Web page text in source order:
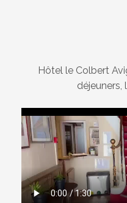
Hôtel le Colbert
déjeuners,